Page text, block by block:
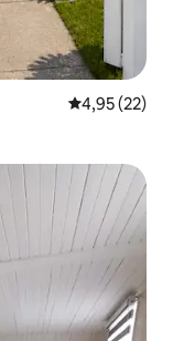
4,95 ud af 5 i
4,95 (22)